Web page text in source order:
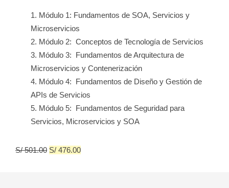
Módulo 1: Fundamentos de SOA, Servicios y
Microservicios
Módulo 2: Conceptos de Tecnología de Servicios
Módulo 3: Fundamentos deArquitectura de
Microservicios y Contenerización
Módulo 4: Fundamentos de Diseño y Gestión de
APIs de Servicios
Módulo 5: Fundamentos de Seguridad para
Servicios, Microservicios y SOA
S/501.00 S/ 476.00